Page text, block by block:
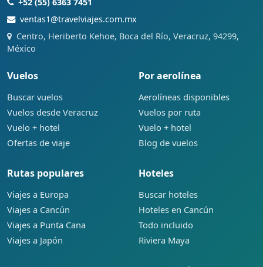
ventas1@travelviajes.com.mx
Centro, Heriberto Kehoe, Boca del Río, Veracruz, 94299,
México
Vuelos
Buscar vuelos
Vuelos desde Veracruz
Vuelo + hotel
Ofertas de viaje
Por aerolínea
Aerolíneas disponibles
Vuelos por ruta
Vuelo + hotel
Blog de vuelos
Rutas populares
Viajes a Europa
Viajes a Cancún
Viajes a Punta Cana
Viajes a Japón
Hoteles
Buscar hoteles
Hoteles en Cancún
Todo incluido
Riviera Maya